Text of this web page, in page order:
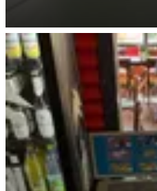
Regionaler Weingenuss